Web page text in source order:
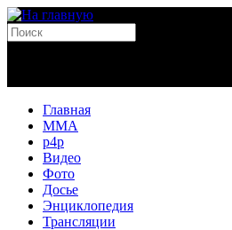
Главная
MMA
p4p
Видео
Фото
Досье
Энциклопедия
Трансляции